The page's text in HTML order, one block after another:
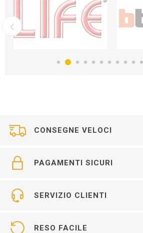
CONSEGNE VELOCI
PAGAMENTI SICURI
SERVIZIO CLIENTI
RESO FACILE